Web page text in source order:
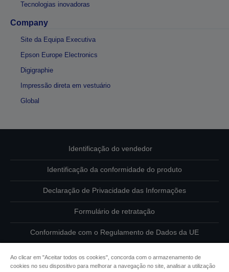
Tecnologias inovadoras
Company
Site da Equipa Executiva
Epson Europe Electronics
Digigraphie
Impressão direta em vestuário
Global
Identificação do vendedor
Identificação da conformidade do produto
Declaração de Privacidade das Informações
Formulário de retratação
Conformidade com o Regulamento de Dados da UE
Ao clicar em "Aceitar todos os cookies", concorda com o armazenamento de
cookies no seu dispositivo para melhorar a navegação no site, analisar a utilização